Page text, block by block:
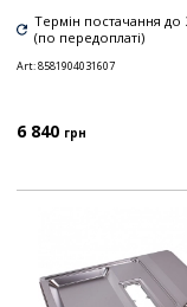
Термін постачання до
(по передоплаті)
Art:8581904031607
6 840 грн